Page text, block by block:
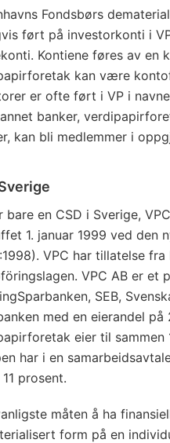
Fondsbørs
ført på investorkonti i
Kontiene føres av en
kan være
er ofte ført i VP i
banker,
kan bli medlemmer i
bare en CSD i Sverige,
1. januar 1999 ved den
VPC har tillatelse
VPC AB er et
SEB,
med en eierandel
eier til sammen
har i en
prosent.
måten å ha
form på en